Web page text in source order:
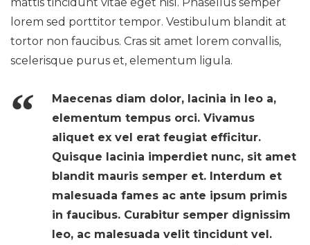
lorem sed porttitor tempor. Vestibulum blandit at
tortor non faucibus. Cras sit amet lorem convallis,
scelerisque purus et, elementum ligula.
Maecenas diam dolor, lacinia in leo a,
elementum tempus orci. Vivamus
aliquet ex vel erat feugiat efficitur.
Quisque lacinia imperdiet nunc, sit amet
blandit mauris semper et. Interdum et
malesuada fames ac ante ipsum primis
in faucibus. Curabitur semper dignissim
leo, ac malesuada velit tincidunt vel.